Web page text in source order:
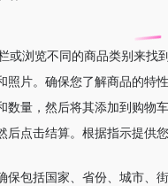
浏览不同的商品类别来找
片。确保您了解商品的特性
量，然后将其添加到购物车
点击结算。根据指示提供
包括国家、省份、城市、